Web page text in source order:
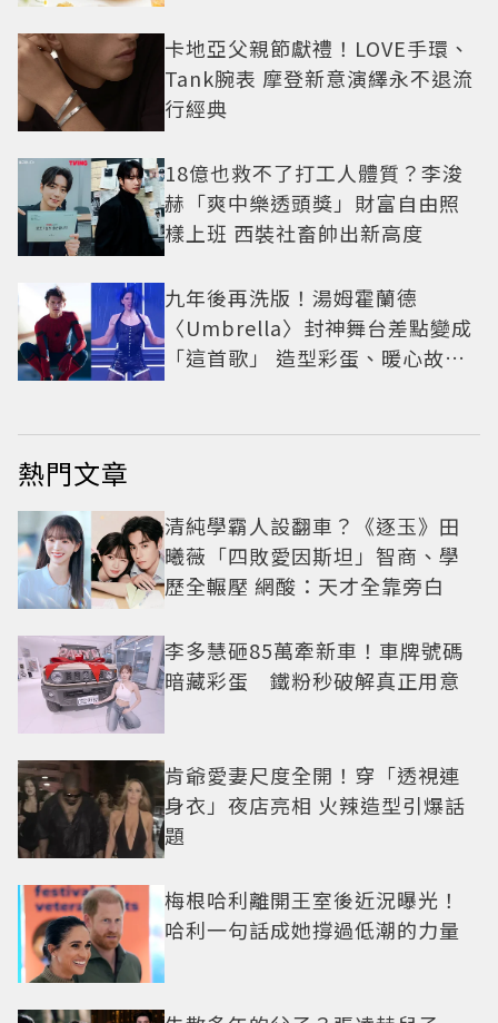
卡地亞父親節獻禮！LOVE手環、
Tank腕表 摩登新意演繹永不退流
行經典
18億也救不了打工人體質？李浚
赫「爽中樂透頭獎」財富自由照
樣上班 西裝社畜帥出新高度
九年後再洗版！湯姆霍蘭德
〈Umbrella〉封神舞台差點變成
「這首歌」 造型彩蛋、暖心故事
熱門文章
清純學霸人設翻車？《逐玉》田
曦薇「四敗愛因斯坦」智商、學
歷全輾壓 網酸：天才全靠旁白
李多慧砸85萬牽新車！車牌號碼
暗藏彩蛋 鐵粉秒破解真正用意
肯爺愛妻尺度全開！穿「透視連
身衣」夜店亮相 火辣造型引爆話
題
梅根哈利離開王室後近況曝光！
哈利一句話成她撐過低潮的力量